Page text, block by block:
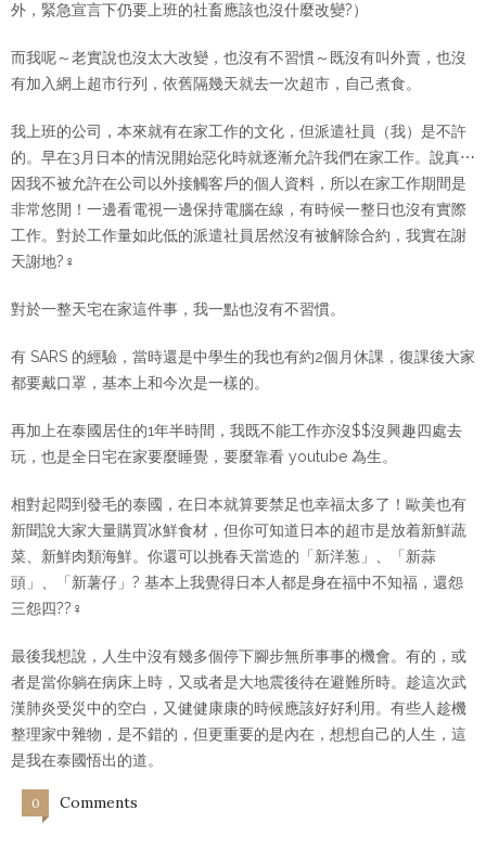
外，緊急宣言下仍要上班的社畜應該也沒什麼改變?）
而我呢～老實說也沒太大改變，也沒有不習慣～既沒有叫外賣，也沒
有加入網上超市行列，依舊隔幾天就去一次超市，自己煮食。
我上班的公司，本來就有在家工作的文化，但派遣社員（我）是不許
的。早在3月日本的情況開始惡化時就逐漸允許我們在家工作。說真⋯
因我不被允許在公司以外接觸客戶的個人資料，所以在家工作期間是
非常悠閒！一邊看電視一邊保持電腦在線，有時候一整日也沒有實際
工作。對於工作量如此低的派遣社員居然沒有被解除合約，我實在謝
天謝地?‍♀️
對於一整天宅在家這件事，我一點也沒有不習慣。
有 SARS 的經驗，當時還是中學生的我也有約2個月休課，復課後大家
都要戴口罩，基本上和今次是一樣的。
再加上在泰國居住的1年半時間，我既不能工作亦沒$$沒興趣四處去
玩，也是全日宅在家要麼睡覺，要麼靠看 youtube 為生。
相對起悶到發毛的泰國，在日本就算要禁足也幸福太多了！歐美也有
新聞說大家大量購買冰鮮食材，但你可知道日本的超市是放着新鮮蔬
菜、新鮮肉類海鮮。你還可以挑春天當造的「新洋葱」、「新蒜
頭」、「新薯仔」? 基本上我覺得日本人都是身在福中不知福，還怨
三怨四??‍♀️
最後我想說，人生中沒有幾多個停下腳步無所事事的機會。有的，或
者是當你躺在病床上時，又或者是大地震後待在避難所時。趁這次武
漢肺炎受災中的空白，又健健康康的時候應該好好利用。有些人趁機
整理家中雜物，是不錯的，但更重要的是內在，想想自己的人生，這
是我在泰國悟出的道。
0 Comments